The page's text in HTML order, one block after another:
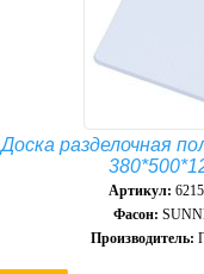
Доска разделочная
Артикул:
Фасон:
Производитель: